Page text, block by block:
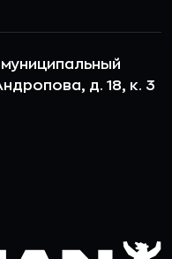
муниципальный
д. 18, к. 3